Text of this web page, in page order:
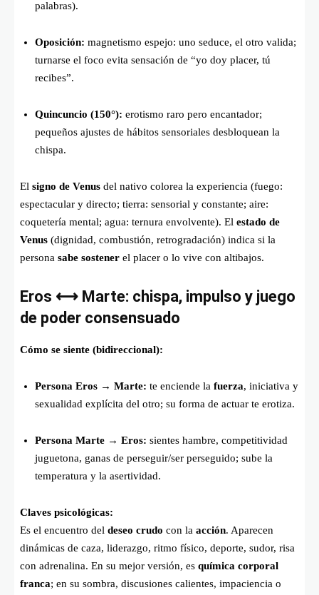
palabras).
Oposición: magnetismo espejo: uno seduce, el otro valida;
turnarse el foco evita sensación de “yo doy placer, tú
recibes”.
Quincuncio (150°): erotismo raro pero encantador;
pequeños ajustes de hábitos sensoriales desbloquean la
chispa.
El signo de Venus del nativo colorea la experiencia (fuego:
espectacular y directo; tierra: sensorial y constante; aire:
coquetería mental; agua: ternura envolvente). El estado de
Venus (dignidad, combustión, retrogradación) indica si la
persona sabe sostener el placer o lo vive con altibajos.
Eros ⟷ Marte: chispa, impulso y juego
de poder consensuado
Cómo se siente (bidireccional):
Persona Eros → Marte: te enciende la fuerza, iniciativa y
sexualidad explícita del otro; su forma de actuar te erotiza.
Persona Marte → Eros: sientes hambre, competitividad
juguetona, ganas de perseguir/ser perseguido; sube la
temperatura y la asertividad.
Claves psicológicas:
Es el encuentro del deseo crudo con la acción. Aparecen
dinámicas de caza, liderazgo, ritmo físico, deporte, sudor, risa
con adrenalina. En su mejor versión, es química corporal
franca; en su sombra, discusiones calientes, impaciencia o